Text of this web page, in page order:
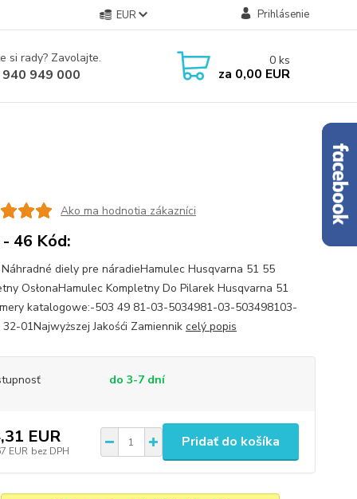
EUR Prihlásenie
si rady? Zavolajte.
949 000
0 ks
za 0,00 EUR
Ako ma hodnotia zákazníci
46 Kód:
diely pre náradieHamulec Husqvarna 51 55
OsłonaHamulec Kompletny Do Pilarek Husqvarna 51
katalogowe:-503 49 81-03-5034981-03-503498103-
01Najwyższej Jakośći Zamiennik celý popis
do 3-7 dní
EUR
EUR bez DPH
Pridať do košíka